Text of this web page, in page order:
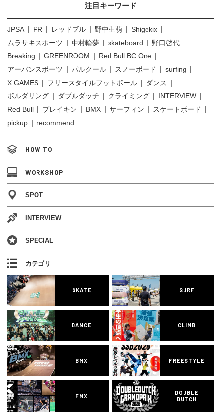
注目キーワード
JPSA PR レッドブル 野中生萌
Shigekix
ムラサキスポーツ
中村輪夢 skateboard
野口啓代
Breaking
GREENROOM
Red Bull BC One
アーバンスポーツ
パルクール スノーボード
surfing
X GAMES
フリースタイルフットボール
ダンス
ボルダリング
ダブルダッチ クライミング
INTERVIEW
Red Bull
ブレイキン BMX サーフィン
スケートボード
pickup
recommend
HOW TO
WORKSHOP
SPOT
INTERVIEW
SPECIAL
カテゴリ
SKATE SURF
DANCE CLIMB
BMX FREESTYLE
FMX
DOUBLE
DUTCH